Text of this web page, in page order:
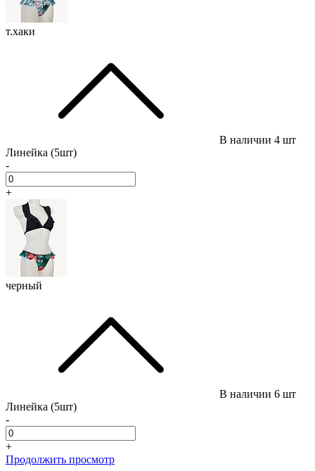
т.хаки
В наличии 4 шт
Линейка (5шт)
-
+
черный
В наличии 6 шт
Линейка (5шт)
-
+
Продолжить просмотр